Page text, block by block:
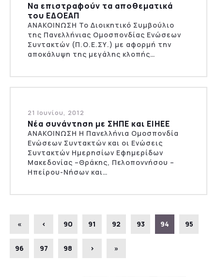
Να επιστραφούν τα αποθεματικά
του ΕΔΟΕΑΠ
ΑΝΑΚΟΙΝΩΣΗ Το Διοικητικό Συμβούλιο
της Πανελλήνιας Ομοσπονδίας Ενώσεων
Συντακτών (Π.Ο.Ε.ΣΥ.) με αφορμή την
αποκάλυψη της μεγάλης κλοπής…
21 Ιουνίου, 2012
Νέα συνάντηση με ΣΗΠΕ και ΕΙΗΕΕ
ΑΝΑΚΟΙΝΩΣΗ Η Πανελλήνια Ομοσπονδία
Ενώσεων Συντακτών και οι Ενώσεις
Συντακτών Ημερησίων Εφημερίδων
Μακεδονίας –Θράκης, Πελοποννήσου –
Ηπείρου-Νήσων και…
« ‹ 90 91 92 93 94 95
96 97 98 › »